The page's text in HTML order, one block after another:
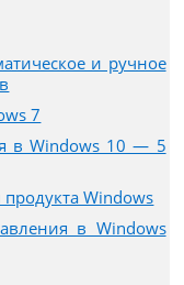
и ручное
7
в Windows 10 — 5
Windows
в Windows